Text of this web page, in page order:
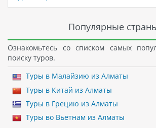
Популярные
Ознакомьтесь со списком самых
поиску туров.
Туры в Малайзию из Алматы
Туры в Китай из Алматы
Туры в Грецию из Алматы
Туры во Вьетнам из Алматы